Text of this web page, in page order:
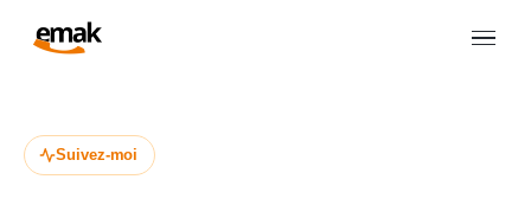
Suivez-moi